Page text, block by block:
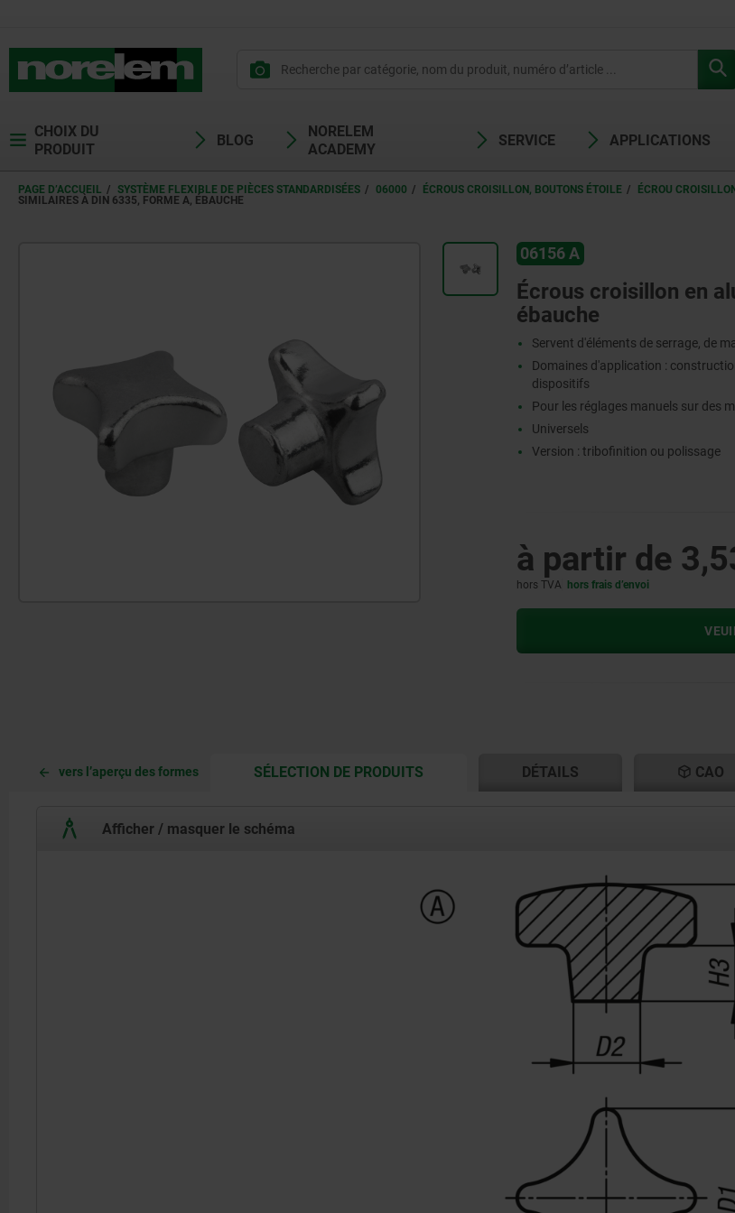
CHOIX DU
PRODUIT
BLOG
NORELEM
ACADEMY
SERVICE APPLICATIONS
PAGE D’ACCUEIL SYSTÈME FLEXIBLE DE PIÈCES STANDARDISÉES 06000 ÉCROUS CROISILLON, BOUTONS ÉTOILE ÉCROU
SIMILAIRES À DIN 6335, FORME A, ÉBAUCHE
06156 A
Écrous croisillon en
ébauche
Servent d'éléments de serrage, de
Domaines d'application :
dispositifs
Pour les réglages manuels sur des
Universels
Version : tribofinition ou polissage
à partir de
hors TVA hors frais d’envoi
vers l’aperçu des formes SÉLECTION DE PRODUITSCURRENT
CURRENT
DÉTAILS CAO
Afficher / masquer le schéma